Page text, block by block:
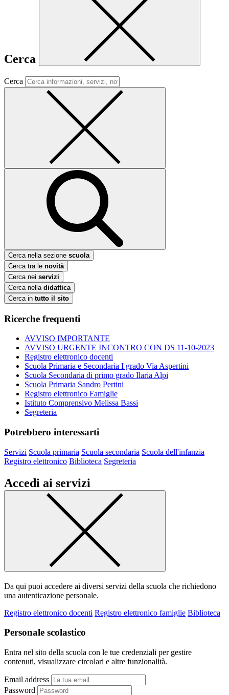
Cerca
Cerca
Cerca nella sezione scuola
Cerca tra le novità
Cerca nei servizi
Cerca nella didattica
Cerca in tutto il sito
Ricerche frequenti
AVVISO IMPORTANTE
AVVISO URGENTE INCONTRO CON DS 11-10-2023
Registro elettronico docenti
Scuola Primaria e Secondaria I grado Via Aspertini
Scuola Secondaria di primo grado Ilaria Alpi
Scuola Primaria Sandro Pertini
Registro elettronico Famiglie
Istituto Comprensivo Melissa Bassi
Segreteria
Potrebbero interessarti
Servizi Scuola primaria Scuola secondaria Scuola dell'infanzia
Registro elettronico Biblioteca Segreteria
Accedi ai servizi
Da qui puoi accedere ai diversi servizi della scuola che richiedono
una autenticazione personale.
Registro elettronico docenti Registro elettronico famiglie Biblioteca
Personale scolastico
Entra nel sito della scuola con le tue credenziali per gestire
contenuti, visualizzare circolari e altre funzionalità.
Email address
Password